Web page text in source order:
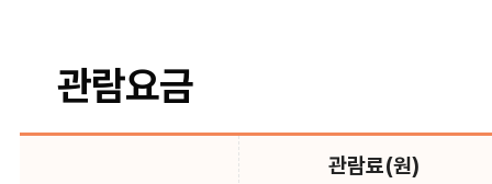
관람요금
관람료(원)